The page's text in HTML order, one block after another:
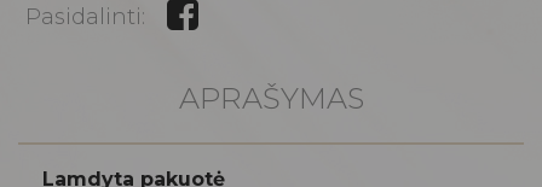
Pasidalinti:
APRAŠYMAS
Lamdyta pakuotė